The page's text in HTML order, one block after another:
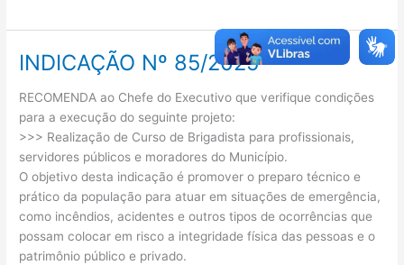
INDICAÇÃO Nº 85/2025
RECOMENDA ao Chefe do Executivo que verifique condições
para a execução do seguinte projeto:
>>> Realização de Curso de Brigadista para profissionais,
servidores públicos e moradores do Município.
O objetivo desta indicação é promover o preparo técnico e
prático da população para atuar em situações de emergência,
como incêndios, acidentes e outros tipos de ocorrências que
possam colocar em risco a integridade física das pessoas e o
patrimônio público e privado.
INDICAÇÃO
85/2025